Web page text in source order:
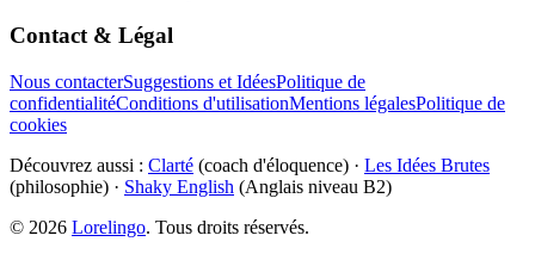
Contact & Légal
Nous contacterSuggestions et IdéesPolitique de
confidentialitéConditions d'utilisationMentions légalesPolitique de
cookies
Découvrez aussi : Clarté (coach d'éloquence) · Les Idées Brutes
(philosophie) · Shaky English (Anglais niveau B2)
© 2026 Lorelingo. Tous droits réservés.